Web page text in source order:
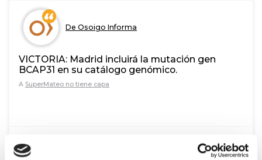
De Osoigo Informa
VICTORIA: Madrid incluirá la mutación gen
BCAP31 en su catálogo genómico.
A SuperMateo no tiene capa